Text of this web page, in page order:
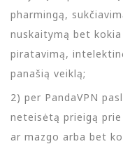
pharmingą,
nuskaitymą bet
piratavimą,
panašią veiklą;
2) per PandaVPN
neteisėtą prieigą
ar mazgo arba bet